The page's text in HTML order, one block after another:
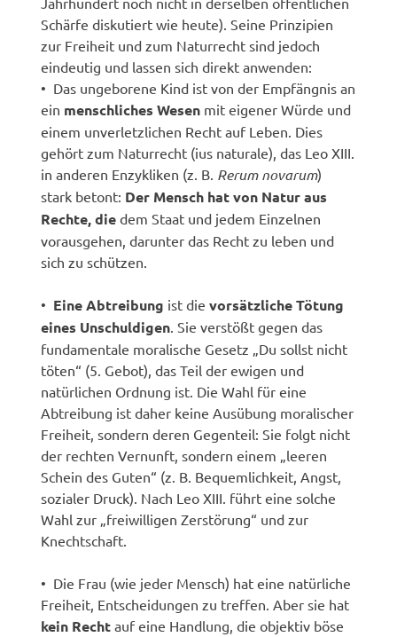
Schärfe diskutiert wie heute). Seine Prinzipien
zur Freiheit und zum Naturrecht sind jedoch
eindeutig und lassen sich direkt anwenden:
• Das ungeborene Kind ist von der Empfängnis an
ein menschliches Wesen mit eigener Würde und
einem unverletzlichen Recht auf Leben. Dies
gehört zum Naturrecht (ius naturale), das Leo XIII.
in anderen Enzykliken (z. B. Rerum novarum)
stark betont: Der Mensch hat von Natur aus
Rechte, die dem Staat und jedem Einzelnen
vorausgehen, darunter das Recht zu leben und
sich zu schützen.
• Eine Abtreibung ist dievorsätzliche Tötung
eines Unschuldigen . Sie verstößt gegen das
fundamentale moralische Gesetz „Du sollst nicht
töten“ (5. Gebot), das Teil der ewigen und
natürlichen Ordnung ist. Die Wahl für eine
Abtreibung ist daher keine Ausübung moralischer
Freiheit, sondern deren Gegenteil: Sie folgt nicht
der rechten Vernunft, sondern einem „leeren
Schein des Guten“ (z. B. Bequemlichkeit, Angst,
sozialer Druck). Nach Leo XIII. führt eine solche
Wahl zur „freiwilligen Zerstörung“ und zur
Knechtschaft.
• Die Frau (wie jeder Mensch) hat eine natürliche
Freiheit, Entscheidungen zu treffen. Aber sie hat
kein Recht auf eine Handlung, die objektiv böse